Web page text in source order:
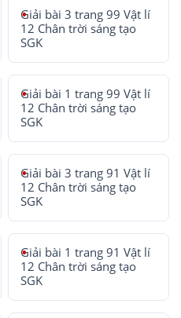
Giải bài 3 trang 99 Vật lí
12 Chân trời sáng tạo
SGK
Giải bài 1 trang 99 Vật lí
12 Chân trời sáng tạo
SGK
Giải bài 3 trang 91 Vật lí
12 Chân trời sáng tạo
SGK
Giải bài 1 trang 91 Vật lí
12 Chân trời sáng tạo
SGK